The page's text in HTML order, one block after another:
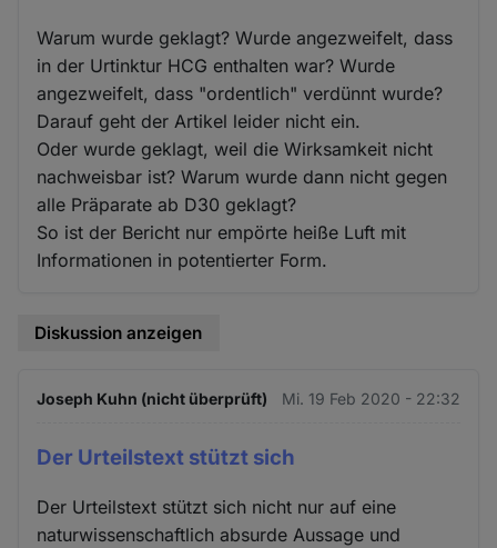
Warum wurde geklagt? Wurde angezweifelt, dass
in der Urtinktur HCG enthalten war? Wurde
angezweifelt, dass "ordentlich" verdünnt wurde?
Darauf geht der Artikel leider nicht ein.
Oder wurde geklagt, weil die Wirksamkeit nicht
nachweisbar ist? Warum wurde dann nicht gegen
alle Präparate ab D30 geklagt?
So ist der Bericht nur empörte heiße Luft mit
Informationen in potentierter Form.
Diskussion anzeigen
Joseph Kuhn (nicht überprüft) Mi. 19 Feb 2020 - 22:32
Der Urteilstext stützt sich
Der Urteilstext stützt sich nicht nur auf eine
naturwissenschaftlich absurde Aussage und